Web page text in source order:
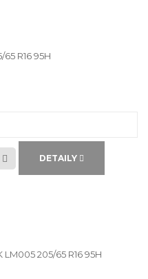
R16 95H
DETAILY
205/65 R16 95H